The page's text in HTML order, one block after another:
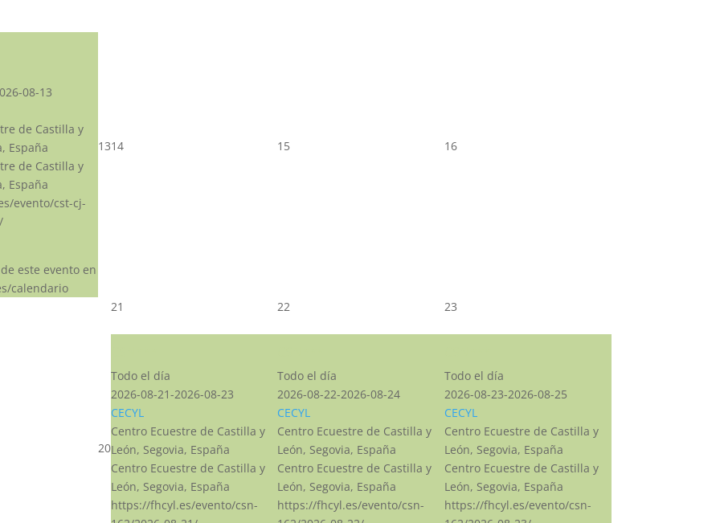
08-13
de Castilla y
España
de Castilla y
España
evento/cst-cj-
este evento en
calendario
1314 15 16
20
21
Todo el día
2026-08-21-2026-08-23
CECYL
Centro Ecuestre de Castilla y
León, Segovia, España
Centro Ecuestre de Castilla y
León, Segovia, España
https://fhcyl.es/evento/csn-
22
Todo el día
2026-08-22-2026-08-24
CECYL
Centro Ecuestre de Castilla y
León, Segovia, España
Centro Ecuestre de Castilla y
León, Segovia, España
https://fhcyl.es/evento/csn-
23
Todo el día
2026-08-23-2026-08-25
CECYL
Centro Ecuestre de Castilla y
León, Segovia, España
Centro Ecuestre de Castilla y
León, Segovia, España
https://fhcyl.es/evento/csn-